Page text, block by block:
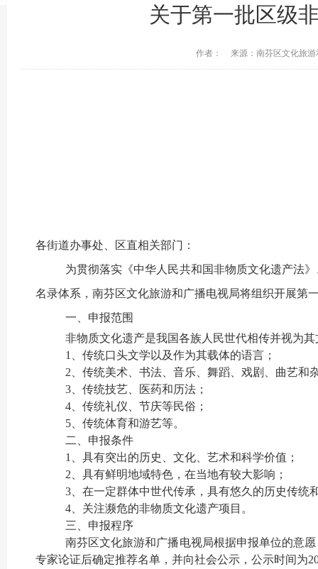
关于第一批区级
作者： 来源：南芬区文化旅
各街道办事处、区直相关部门：
为贯彻落实《中华人民共和国非物质文化遗产法
名录体系，南芬区文化旅游和广播电视局将组织开展第
一、申报范围
非物质文化遗产是我国各族人民世代相传并视为
1、传统口头文学以及作为其载体的语言；
2、传统美术、书法、音乐、舞蹈、戏剧、曲艺和
3、传统技艺、医药和历法；
4、传统礼仪、节庆等民俗；
5、传统体育和游艺等。
二、申报条件
1、具有突出的历史、文化、艺术和科学价值；
2、具有鲜明地域特色，在当地有较大影响；
3、在一定群体中世代传承，具有悠久的历史传统
4、关注濒危的非物质文化遗产项目。
三、申报程序
南芬区文化旅游和广播电视局根据申报单位的意
专家论证后确定推荐名单，并向社会公示，公示时间为